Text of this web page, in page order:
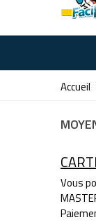
Accueil
Vous